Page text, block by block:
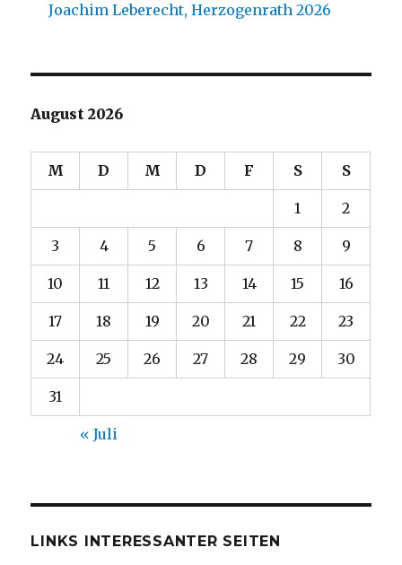
Joachim Leberecht, Herzogenrath 2026
August 2026
M D M D F S S
1 2
3 4 5 6 7 8 9
10 11 12 13 14 15 16
17 18 19 20 21 22 23
24 25 26 27 28 29 30
31
« Juli
LINKS INTERESSANTER SEITEN